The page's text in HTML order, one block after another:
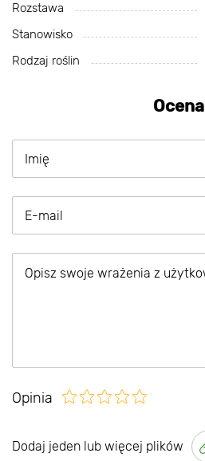
Rozstawa
Stanowisko
Rodzaj roślin
Ocena
Opinia
Dodaj jeden lub więcej plików